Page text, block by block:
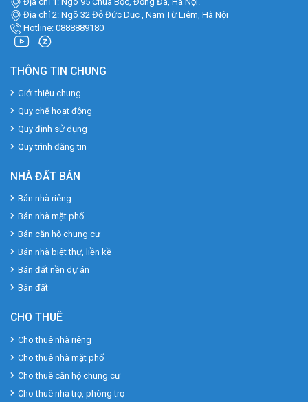
Địa chỉ 2: Ngõ 32 Đỗ Đức Dục , Nam Từ Liêm, Hà Nội
Hotline: 0888889180
THÔNG TIN CHUNG
Giới thiệu chung
Quy chế hoạt động
Quy định sử dụng
Quy trình đăng tin
NHÀ ĐẤT BÁN
Bán nhà riêng
Bán nhà mặt phố
Bán căn hộ chung cư
Bán nhà biệt thự, liền kề
Bán đất nền dự án
Bán đất
CHO THUÊ
Cho thuê nhà riêng
Cho thuê nhà mặt phố
Cho thuê căn hộ chung cư
Cho thuê nhà trọ, phòng trọ